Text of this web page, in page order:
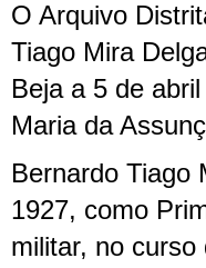
O Arquivo
Tiago Mira
Beja a 5 de
Maria da
Bernardo Tiago
1927, como
militar, no